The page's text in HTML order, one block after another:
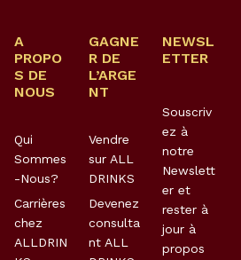
A
PROPO
S DE
NOUS
Qui
Sommes
-Nous?
Carrières
chez
ALLDRIN
GAGNE
R DE
L’ARGE
NT
Vendre
sur ALL
DRINKS
Devenez
consulta
nt ALL
NEWSL
ETTER
Souscriv
ez à
notre
Newslett
er et
rester à
jour à
propos